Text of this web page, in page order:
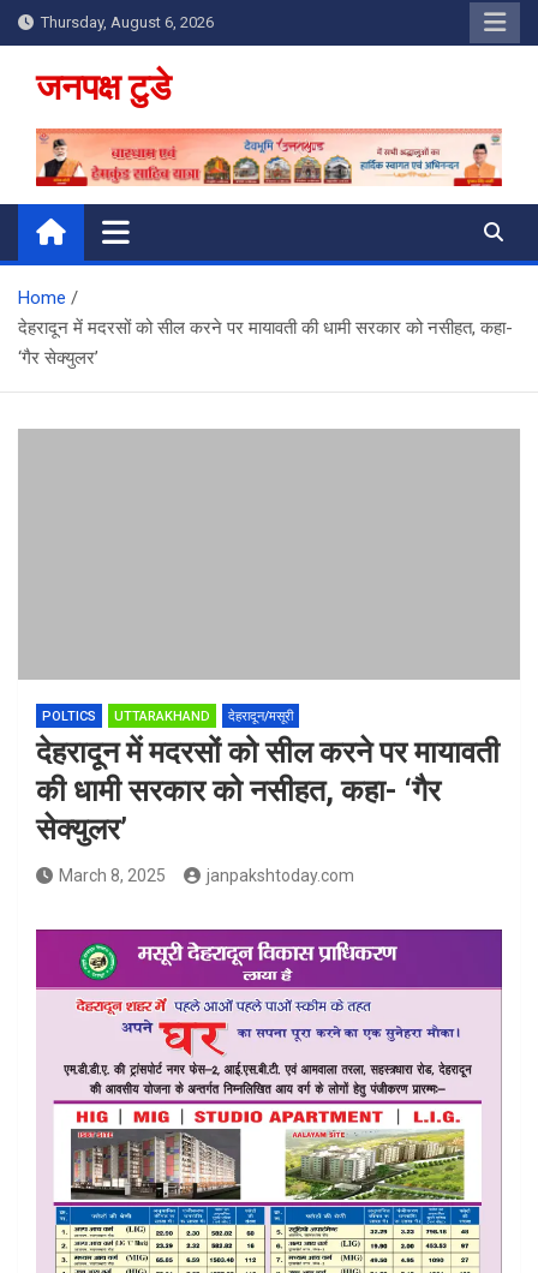
Skip
to
content
Thursday, August 6, 2026
जनपक्ष टुडे
Home
देहरादून में मदरसों को सील करने पर मायावती की धामी सरकार को नसीहत, कहा-
‘गैर सेक्युलर’
POLTICS UTTARAKHAND देहरादून/मसूरी
देहरादून में मदरसों को सील करने पर मायावती
की धामी सरकार को नसीहत, कहा- ‘गैर
सेक्युलर’
March 8, 2025 janpakshtoday.com